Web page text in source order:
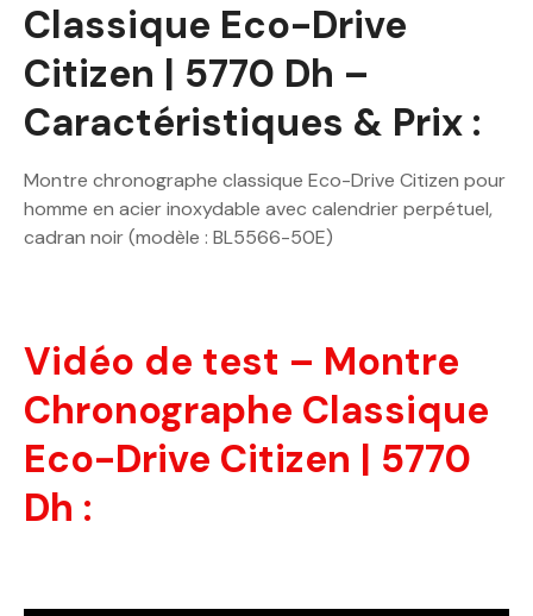
Classique Eco-Drive
Citizen | 5770 Dh –
Caractéristiques & Prix :
Montre chronographe classique Eco-Drive Citizen pour
homme en acier inoxydable avec calendrier perpétuel,
cadran noir (modèle : BL5566-50E)
Vidéo de test – Montre
Chronographe Classique
Eco-Drive Citizen | 5770
Dh :